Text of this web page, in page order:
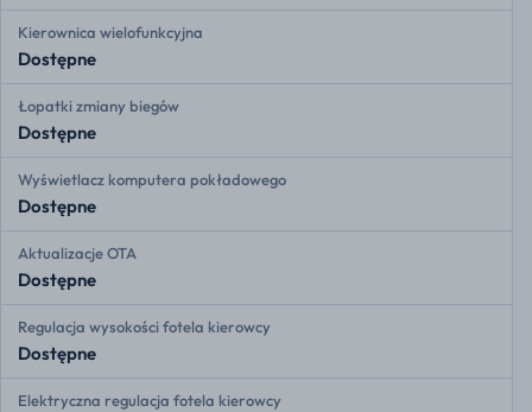
Kierownica wielofunkcyjna
Dostępne
Łopatki zmiany biegów
Dostępne
Wyświetlacz komputera pokładowego
Dostępne
Aktualizacje OTA
Dostępne
Regulacja wysokości fotela kierowcy
Dostępne
Elektryczna regulacja fotela kierowcy